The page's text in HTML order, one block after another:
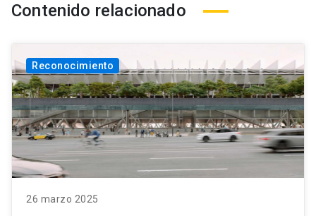
Contenido relacionado
Reconocimiento
26 marzo 2025